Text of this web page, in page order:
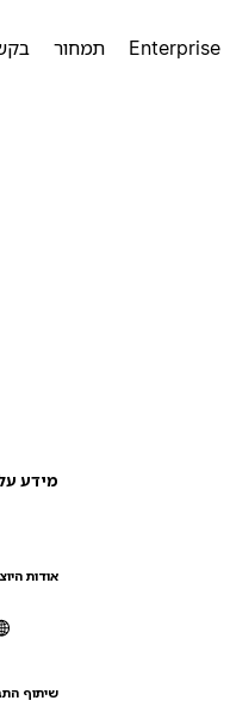
Enterprise תמחור
מידע
אודות
שיתוף